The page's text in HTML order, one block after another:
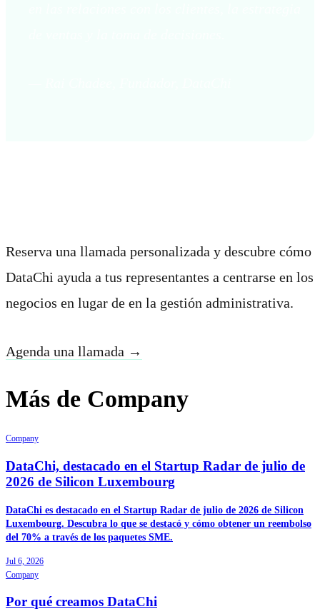
Reserva una llamada personalizada y descubre cómo
DataChi ayuda a tus representantes a centrarse en los
negocios en lugar de en la gestión administrativa.
Agenda una llamada →
Más de Company
Company
DataChi, destacado en el Startup Radar de julio de
2026 de Silicon Luxembourg
DataChi es destacado en el Startup Radar de julio de 2026 de Silicon
Luxembourg. Descubra lo que se destacó y cómo obtener un reembolso
del 70% a través de los paquetes SME.
Jul 6, 2026
Company
Por qué creamos DataChi